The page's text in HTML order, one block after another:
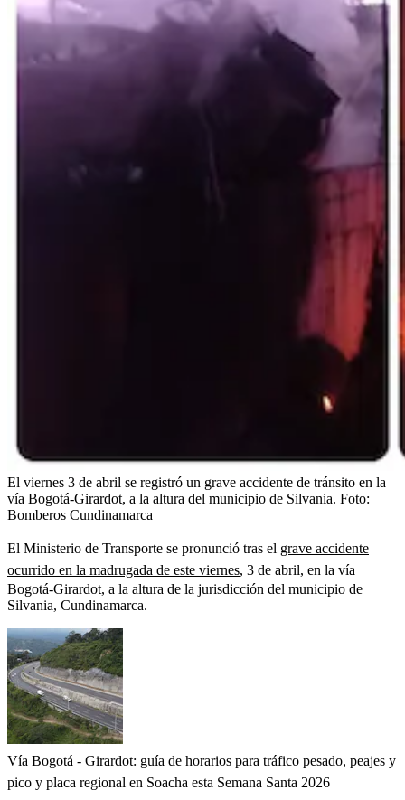
El viernes 3 de abril se registró un grave accidente de tránsito en la
vía Bogotá-Girardot, a la altura del municipio de Silvania. Foto:
Bomberos Cundinamarca
El Ministerio de Transporte se pronunció tras el grave accidente
ocurrido en la madrugada de este viernes, 3 de abril, en la vía
Bogotá-Girardot, a la altura de la jurisdicción del municipio de
Silvania, Cundinamarca.
Vía Bogotá - Girardot: guía de horarios para tráfico pesado, peajes y
pico y placa regional en Soacha esta Semana Santa 2026